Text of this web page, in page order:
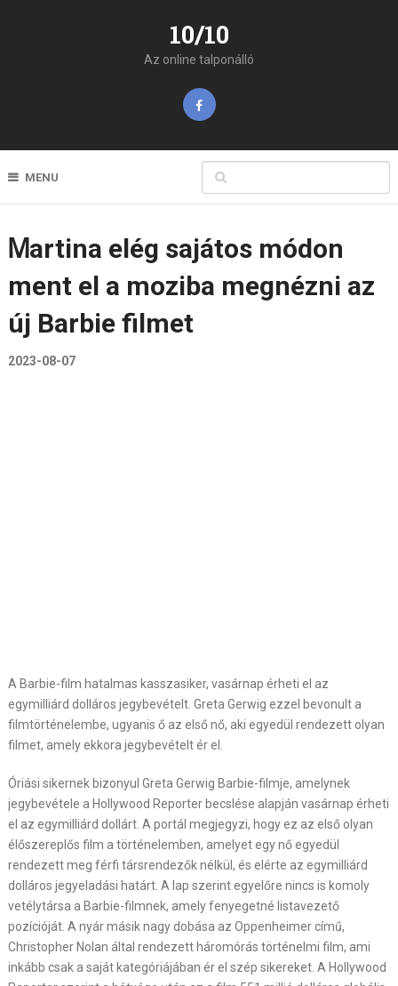
10/10
Az online talponálló
MENU
Ꮇartina elég sajátos módon
ment el a moziba megnézni az
új Barbie filmet
2023-08-07
A Barbie-film hatalmas kasszasiker, vasárnap érheti el az
egymilliárd dolláros jegybevételt. Greta Gerwig ezzel bevonult a
filmtörténelembe, ugyanis ő az első nő, aki egyedül rendezett olyan
filmet, amely ekkora jegybevételt ér el.
Óriási sikernek bizonyul Greta Gerwig Barbie-filmje, amelynek
jegybevétele a Hollywood Reporter becslése alapján vasárnap érheti
el az egymilliárd dollárt. A portál megjegyzi, hogy ez az első olyan
élőszereplős film a történelemben, amelyet egy nő egyedül
rendezett meg férfi társrendezők nélkül, és elérte az egymilliárd
dolláros jegyeladási határt. A lap szerint egyelőre nincs is komoly
vetélytársa a Barbie-filmnek, amely fenyegetné listavezető
pozícióját. A nyár másik nagy dobása az Oppenheimer című,
Christopher Nolan által rendezett háromórás történelmi film, ami
inkább csak a saját kategóriájában ér el szép sikereket. A Hollywood